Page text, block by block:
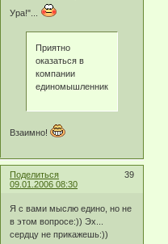
Ура!"...
Приятно
оказаться в
компании
единомышленников
Взаимно!
Поделиться
39
09.01.2006 08:30
Я с вами мыслю едино, но не
в этом вопросе:)) Эх...
сердцу не прикажешь:))